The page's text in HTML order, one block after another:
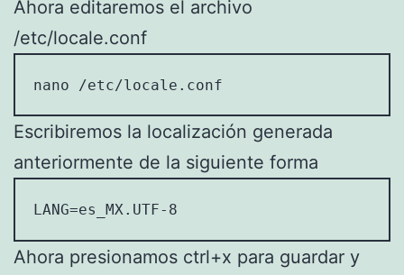
Ahora editaremos el archivo
/etc/locale.conf
nano /etc/locale.conf
Escribiremos la localización generada
anteriormente de la siguiente forma
LANG=es_MX.UTF-8
Ahora presionamos ctrl+x para guardar y